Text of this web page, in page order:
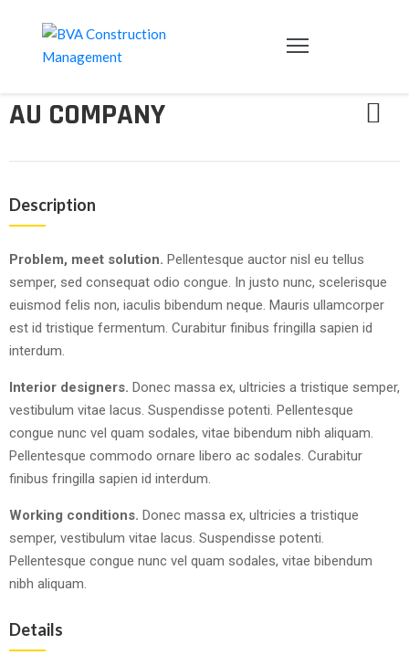
CONTACTO
AU COMPANY
Description
Problem, meet solution. Pellentesque auctor nisl eu tellus
semper, sed consequat odio congue. In justo nunc, scelerisque
euismod felis non, iaculis bibendum neque. Mauris ullamcorper
est id tristique fermentum. Curabitur finibus fringilla sapien id
interdum.
Interior designers. Donec massa ex, ultricies a tristique semper,
vestibulum vitae lacus. Suspendisse potenti. Pellentesque
congue nunc vel quam sodales, vitae bibendum nibh aliquam.
Pellentesque commodo ornare libero ac sodales. Curabitur
finibus fringilla sapien id interdum.
Working conditions. Donec massa ex, ultricies a tristique
semper, vestibulum vitae lacus. Suspendisse potenti.
Pellentesque congue nunc vel quam sodales, vitae bibendum
nibh aliquam.
Details